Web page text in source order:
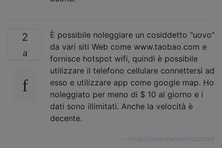
2
È possibile noleggiare un cosiddetto "uovo"
da vari siti Web come www.taobao.com e
fornisce hotspot wifi, quindi è possibile
utilizzare il telefono cellulare connettersi ad
esso e utilizzare app come google map. Ho
noleggiato per meno di $ 10 al giorno e i
dati sono illimitati. Anche la velocità è
decente.
HoganDevelopementAddicted